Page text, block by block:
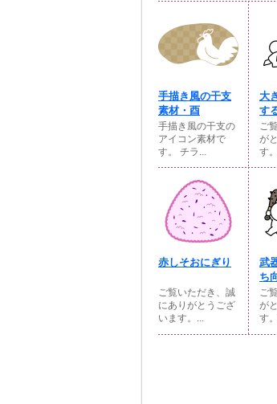
手描き風の干支
素材・酉
手描き風の干支の
アイコン素材で
す。 チラ...
大
す
ご
が
す
赤しそおにぎり
ご覧いただき、誠
にありがとうござ
います。...
武
ち
ご
が
す